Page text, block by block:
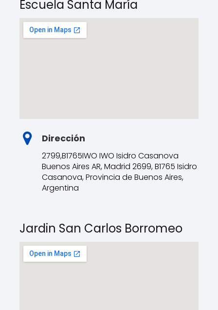
Escuela Santa María
Dirección
2799,B1765IWO IWO Isidro Casanova
Buenos Aires AR, Madrid 2699, B1765 Isidro
Casanova, Provincia de Buenos Aires,
Argentina
Jardin San Carlos Borromeo